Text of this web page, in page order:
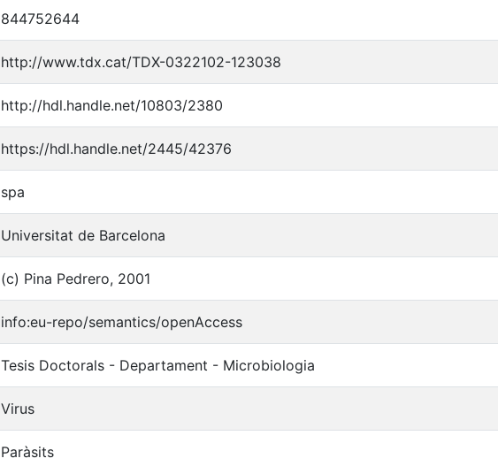
844752644
http://www.tdx.cat/TDX-0322102-123038
http://hdl.handle.net/10803/2380
https://hdl.handle.net/2445/42376
spa
Universitat de Barcelona
(c) Pina Pedrero, 2001
info:eu-repo/semantics/openAccess
Tesis Doctorals - Departament - Microbiologia
Virus
Paràsits